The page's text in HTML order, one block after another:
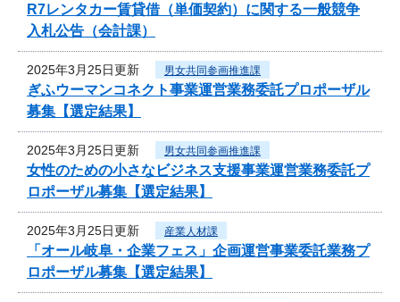
R7レンタカー賃貸借（単価契約）に関する一般競争
入札公告（会計課）
2025年3月25日更新 男女共同参画推進課
ぎふウーマンコネクト事業運営業務委託プロポーザル
募集【選定結果】
2025年3月25日更新 男女共同参画推進課
女性のための小さなビジネス支援事業運営業務委託プ
ロポーザル募集【選定結果】
2025年3月25日更新 産業人材課
「オール岐阜・企業フェス」企画運営事業委託業務プ
ロポーザル募集【選定結果】